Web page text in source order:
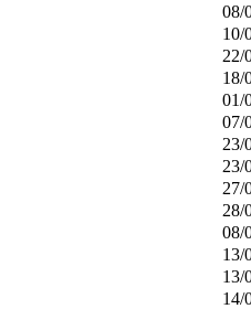
08/
10/
22/
18/
01/
07/
23/
23/
27/
28/
08/
13/
13/
14/